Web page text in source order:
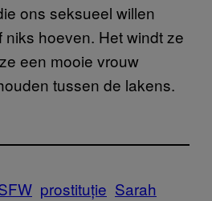
ons seksueel willen
hoeven. Het windt ze
een mooie vrouw
tussen de lakens.
prostituție Sarah